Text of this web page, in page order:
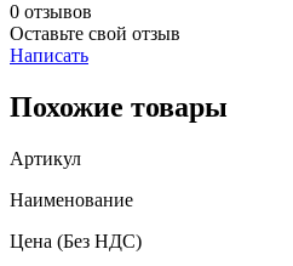
0 отзывов
Оставьте свой отзыв
Написать
Похожие товары
Артикул
Наименование
Цена (Без НДС)